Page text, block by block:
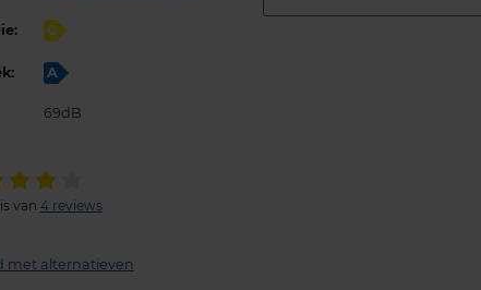
C
A
69dB
van 4 reviews
met alternatieven